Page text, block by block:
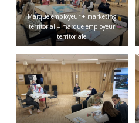
Marque employeur + marketing
territorial = marque employeur
territoriale